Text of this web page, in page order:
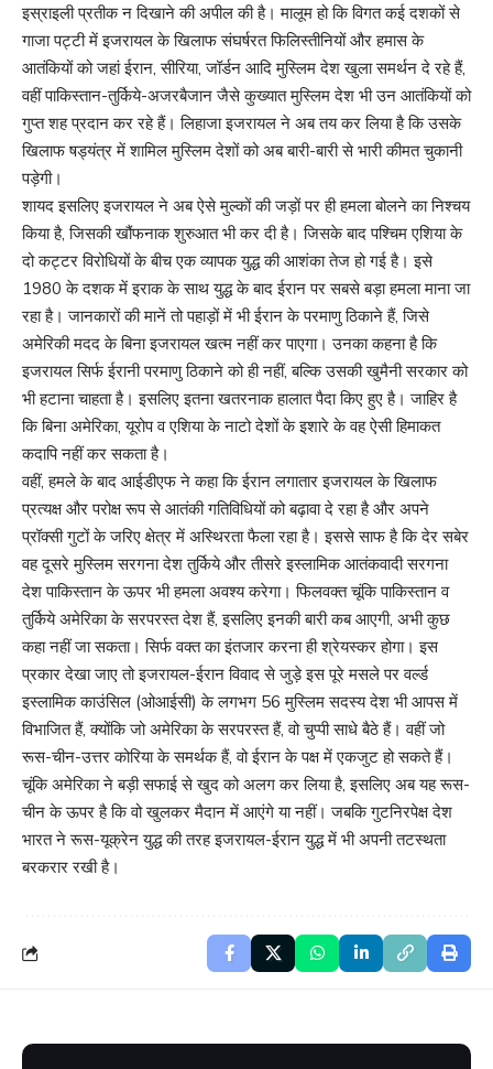
इस्राइली प्रतीक न दिखाने की अपील की है। मालूम हो कि विगत कई दशकों से
गाजा पट्टी में इजरायल के खिलाफ संघर्षरत फिलिस्तीनियों और हमास के
आतंकियों को जहां ईरान, सीरिया, जॉर्डन आदि मुस्लिम देश खुला समर्थन दे रहे हैं,
वहीं पाकिस्तान-तुर्किये-अजरबैजान जैसे कुख्यात मुस्लिम देश भी उन आतंकियों को
गुप्त शह प्रदान कर रहे हैं। लिहाजा इजरायल ने अब तय कर लिया है कि उसके
खिलाफ षड्यंत्र में शामिल मुस्लिम देशों को अब बारी-बारी से भारी कीमत चुकानी
पड़ेगी।
शायद इसलिए इजरायल ने अब ऐसे मुल्कों की जड़ों पर ही हमला बोलने का निश्चय
किया है, जिसकी खौंफनाक शुरुआत भी कर दी है। जिसके बाद पश्चिम एशिया के
दो कट्टर विरोधियों के बीच एक व्यापक युद्ध की आशंका तेज हो गई है। इसे
1980 के दशक में इराक के साथ युद्ध के बाद ईरान पर सबसे बड़ा हमला माना जा
रहा है। जानकारों की मानें तो पहाड़ों में भी ईरान के परमाणु ठिकाने हैं, जिसे
अमेरिकी मदद के बिना इजरायल खत्म नहीं कर पाएगा। उनका कहना है कि
इजरायल सिर्फ ईरानी परमाणु ठिकाने को ही नहीं, बल्कि उसकी खुमैनी सरकार को
भी हटाना चाहता है। इसलिए इतना खतरनाक हालात पैदा किए हुए है। जाहिर है
कि बिना अमेरिका, यूरोप व एशिया के नाटो देशों के इशारे के वह ऐसी हिमाकत
कदापि नहीं कर सकता है।
वहीं, हमले के बाद आईडीएफ ने कहा कि ईरान लगातार इजरायल के खिलाफ
प्रत्यक्ष और परोक्ष रूप से आतंकी गतिविधियों को बढ़ावा दे रहा है और अपने
प्रॉक्सी गुटों के जरिए क्षेत्र में अस्थिरता फैला रहा है। इससे साफ है कि देर सबेर
वह दूसरे मुस्लिम सरगना देश तुर्किये और तीसरे इस्लामिक आतंकवादी सरगना
देश पाकिस्तान के ऊपर भी हमला अवश्य करेगा। फिलवक्त चूंकि पाकिस्तान व
तुर्किये अमेरिका के सरपरस्त देश हैं, इसलिए इनकी बारी कब आएगी, अभी कुछ
कहा नहीं जा सकता। सिर्फ वक्त का इंतजार करना ही श्रेयस्कर होगा। इस
प्रकार देखा जाए तो इजरायल-ईरान विवाद से जुड़े इस पूरे मसले पर वर्ल्ड
इस्लामिक काउंसिल (ओआईसी) के लगभग 56 मुस्लिम सदस्य देश भी आपस में
विभाजित हैं, क्योंकि जो अमेरिका के सरपरस्त हैं, वो चुप्पी साधे बैठे हैं। वहीं जो
रूस-चीन-उत्तर कोरिया के समर्थक हैं, वो ईरान के पक्ष में एकजुट हो सकते हैं।
चूंकि अमेरिका ने बड़ी सफाई से खुद को अलग कर लिया है, इसलिए अब यह रूस-
चीन के ऊपर है कि वो खुलकर मैदान में आएंगे या नहीं। जबकि गुटनिरपेक्ष देश
भारत ने रूस-यूक्रेन युद्ध की तरह इजरायल-ईरान युद्ध में भी अपनी तटस्थता
बरकरार रखी है।